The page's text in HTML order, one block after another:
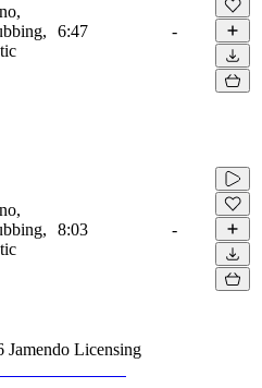
6:47 -
8:03 -
Jamendo Licensing